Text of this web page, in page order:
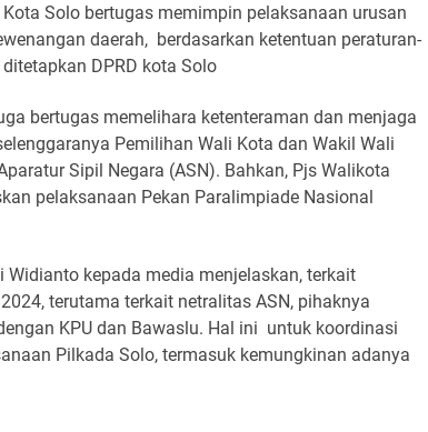
Solo bertugas memimpin pelaksanaan urusan
daerah, berdasarkan ketentuan peraturan-
DPRD kota Solo
bertugas memelihara ketenteraman dan menjaga
Pemilihan Wali Kota dan Wakil Wali
Sipil Negara (ASN). Bahkan, Pjs Walikota
pelaksanaan Pekan Paralimpiade Nasional
Widianto kepada media menjelaskan, terkait
terutama terkait netralitas ASN, pihaknya
KPU dan Bawaslu. Hal ini untuk koordinasi
Pilkada Solo, termasuk kemungkinan adanya